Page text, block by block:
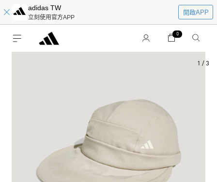
adidas TW
立刻使用官方APP
開啟APP
0
1 / 3